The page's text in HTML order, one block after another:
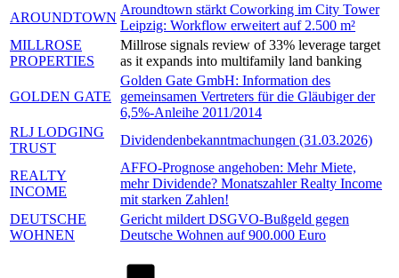
AROUNDTOWN
Aroundtown stärkt Coworking im City Tower
Leipzig: Workflow erweitert auf 2.500 m²
MILLROSE
PROPERTIES
Millrose signals review of 33% leverage target
as it expands into multifamily land banking
GOLDEN GATE
Golden Gate GmbH: Information des
gemeinsamen Vertreters für die Gläubiger der
6,5%-Anleihe 2011/2014
RLJ LODGING
TRUST
Dividendenbekanntmachungen (31.03.2026)
REALTY
INCOME
AFFO-Prognose angehoben: Mehr Miete,
mehr Dividende? Monatszahler Realty Income
mit starken Zahlen!
DEUTSCHE
WOHNEN
Gericht mildert DSGVO-Bußgeld gegen
Deutsche Wohnen auf 900.000 Euro